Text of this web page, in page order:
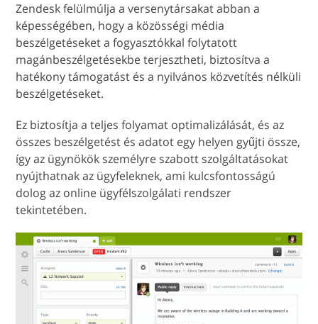
Zendesk felülmúlja a versenytársakat abban a
képességében, hogy a közösségi média
beszélgetéseket a fogyasztókkal folytatott
magánbeszélgetésekbe terjesztheti, biztosítva a
hatékony támogatást és a nyilvános közvetítés nélküli
beszélgetéseket.
Ez biztosítja a teljes folyamat optimalizálását, és az
összes beszélgetést és adatot egy helyen gyűjti össze,
így az ügynökök személyre szabott szolgáltatásokat
nyújthatnak az ügyfeleknek, ami kulcsfontosságú
dolog az online ügyfélszolgálati rendszer
tekintetében.